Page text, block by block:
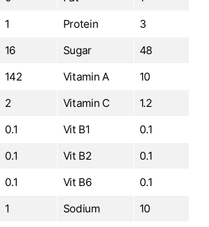
1 Protein
3
16 Sugar
48
142 Vitamin A
10
2 Vitamin C
1.2
0.1 Vit B1
0.1
0.1 Vit B2
0.1
0.1 Vit B6
0.1
1 Sodium
10